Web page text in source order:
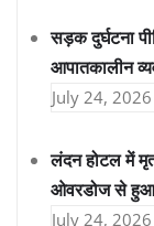
सड़क दुर्घटना
आपातकालीन
July 24, 2026
लंदन होटल में
ओवरडोज से हुआ
July 24, 2026